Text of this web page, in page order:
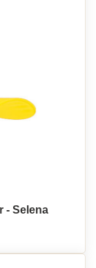
- Selena